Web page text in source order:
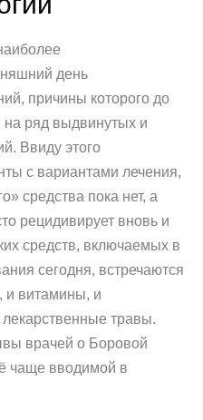
день
причины которого до
на ряд выдвинутых и
Ввиду этого
с вариантами лечения,
средства пока нет, а
рецидивирует вновь и
средств, включаемых в
сегодня, встречаются
и витамины, и
травы.
врачей о Боровой
чаще вводимой в